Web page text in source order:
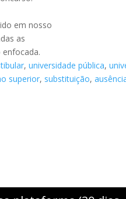
em nosso
as
,universidade pública,
superior, substituição,